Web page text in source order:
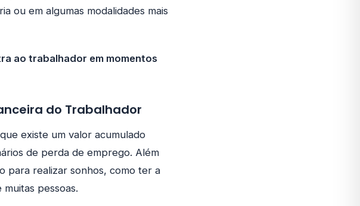
ou em algumas modalidades mais
ao trabalhador em momentos
do Trabalhador
existe um valor acumulado
de perda de emprego. Além
para realizar sonhos, como ter a
pessoas.